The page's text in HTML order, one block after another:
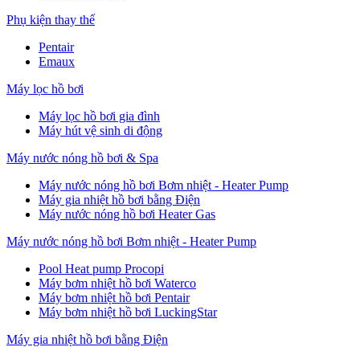
Phụ kiện thay thế
Pentair
Emaux
Máy lọc hồ bơi
Máy lọc hồ bơi gia đình
Máy hút vệ sinh di động
Máy nước nóng hồ bơi & Spa
Máy nước nóng hồ bơi Bơm nhiệt - Heater Pump
Máy gia nhiệt hồ bơi bằng Điện
Máy nước nóng hồ bơi Heater Gas
Máy nước nóng hồ bơi Bơm nhiệt - Heater Pump
Pool Heat pump Procopi
Máy bơm nhiệt hồ bơi Waterco
Máy bơm nhiệt hồ bơi Pentair
Máy bơm nhiệt hồ bơi LuckingStar
Máy gia nhiệt hồ bơi bằng Điện